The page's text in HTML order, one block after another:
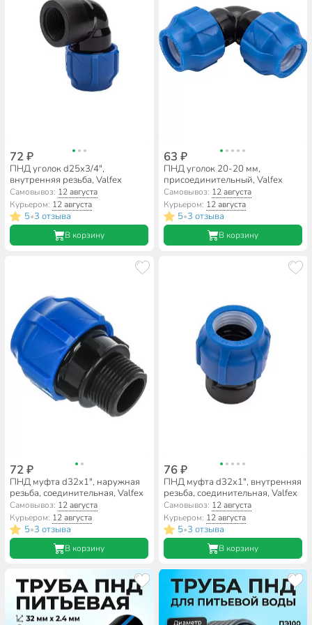
72 ₽
ПНД уголок d25х3/4",
внутренняя резьба, Valfex
Самовывоз: 12 августа
Курьером: 12 августа
5•3 отзыва
В корзину
63 ₽
ПНД уголок 20-20 мм,
присоединительный, Valfex
Самовывоз: 12 августа
Курьером: 12 августа
5•3 отзыва
В корзину
72 ₽
ПНД муфта d32х1", наружная
резьба, соединительная, Valfex
Самовывоз: 12 августа
Курьером: 12 августа
5•3 отзыва
В корзину
76 ₽
ПНД муфта d32х1", внутренняя
резьба, соединительная, Valfex
Самовывоз: 12 августа
Курьером: 12 августа
5•3 отзыва
В корзину